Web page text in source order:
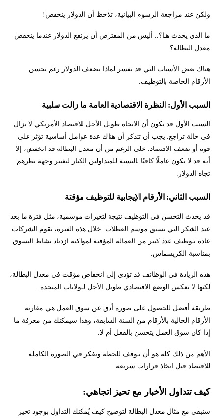
ولكن عند مراجعة الرسوم البيانية، تلاحظ أن الدولار ينخفض!
ما الذي يحدث هنا؟.. أليس من المفترض أن يرتفع الدولار عندما ينخفض
معدل البطالة؟
هناك بعض الأسباب التي قد تفسر لماذا يضعف الدولار رغم تحسن
الأرقام الخاصة بالتوظيف.
السبب الأول: النظرة الاقتصادية العامة ما زالت سلبية
السبب الأول قد يكون أن الاتجاه طويل الأجل للاقتصاد الأمريكي لا يزال
في حالة تراجع. يجب أن تتذكر أن هناك عدة عوامل أساسية تؤثر على
قوة أو ضعف الاقتصاد. على الرغم من أن معدل البطالة قد انخفض، إلا
أنه قد لا يكون عاملًا كافيًا بالنسبة للمتداولين الكبار لتغيير وجهة نظرهم
تجاه الدولار.
السبب الثاني: الأرقام الإيجابية للتوظيف مؤقتة
قد يحدث التحسن في التوظيف نتيجة لتغيرات موسمية، مثل فترة ما بعد
عيد الشكر التي تسبق موسم العطلات. خلال هذه الفترة، تقوم الشركات
عادة بتوظيف عدد كبير من العمالة المؤقتة لمواكبة ازدياد نشاط التسوق
بمناسبة الكريسماس.
هذه الزيادة في الوظائف قد تؤدي إلى انخفاض مؤقت في معدل البطالة،
لكنها لا تعكس الوضع الاقتصادي طويل الأجل للولايات المتحدة.
طريقة أفضل للحصول على صورة أدق عن سوق العمل هي مقارنة
الأرقام الحالية بالأرقام من السنة السابقة، وهذا سيمكنك من معرفة ما
إذا كان سوق العمل يتحسن بالفعل أم لا.
الأهم من ذلك كله هو أن تتوقف للحظة وتفكر في الصورة الكاملة
للاقتصاد قبل اتخاذ قرارات سريعة.
كيف تتداول الأخبار مع تحيز اتجاهي:
سنبقى مع مثال معدل البطالة لتوضيح كيف يُمكنك التداول بوجود تحيز